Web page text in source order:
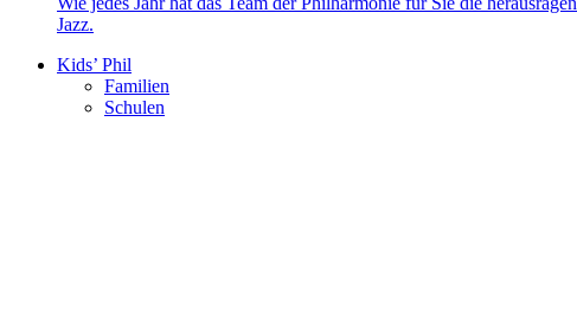
Jazz.
Kids’ Phil
Familien
Schulen